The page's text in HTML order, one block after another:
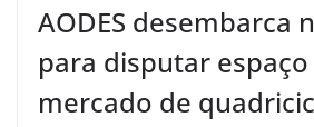
AODES desembarca
para disputar
mercado de